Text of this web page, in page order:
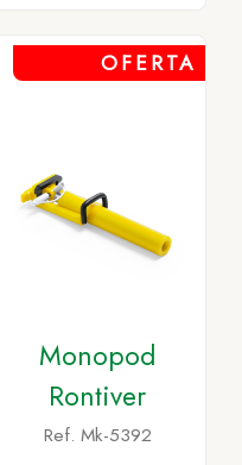
OFERTA
Monopod
Rontiver
Ref. Mk-5392